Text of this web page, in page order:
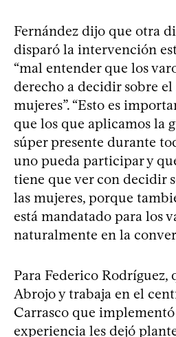
Fernández dijo que otra
disparó la intervención
“mal entender que los
derecho a decidir sobre
mujeres”. “Esto es
que los que aplicamos la
súper presente durante
uno pueda participar y
tiene que ver con decidir
las mujeres, porque
está mandatado para los
naturalmente en la
Para Federico Rodríguez,
Abrojo y trabaja en el
Carrasco que
experiencia les dejó